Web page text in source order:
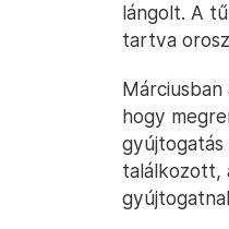
lángolt. A
tartva
Márciusban
hogy
találkozott,